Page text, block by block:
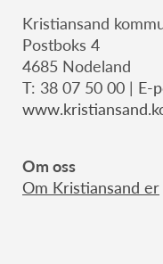
Kristiansand
Postboks 4
4685 Nodeland
T: 38 07 50 00 | E-
Om oss
Om Kristiansand er